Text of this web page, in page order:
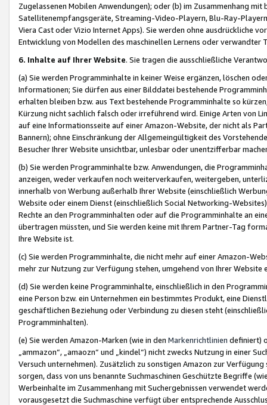
Zugelassenen Mobilen Anwendungen); oder (b) im Zusammenhang
Satellitenempfangsgeräte, Streaming-Video-Playern, Blu-Ray-
Viera Cast oder Vizio Internet Apps). Sie werden ohne ausdrückliche
Entwicklung von Modellen des maschinellen Lernens oder
6. Inhalte auf Ihrer Website. Sie tragen die ausschließliche
(a) Sie werden Programminhalte in keiner Weise ergänzen, löschen
Informationen; Sie dürfen aus einer Bilddatei bestehende
erhalten bleiben bzw. aus Text bestehende Programminhalte so
Kürzung nicht sachlich falsch oder irreführend wird. Einige Arten von
auf eine Informationsseite auf einer Amazon-Website, der nicht als
Bannern); ohne Einschränkung der Allgemeingültigkeit des
Besucher Ihrer Website unsichtbar, unlesbar oder unentzifferbar
(b) Sie werden Programminhalte bzw. Anwendungen, die
anzeigen, weder verkaufen noch weiterverkaufen, weitergeben,
innerhalb von Werbung außerhalb Ihrer Website (einschließlich
Website oder einem Dienst (einschließlich Social Networking-
Rechte an den Programminhalten oder auf die Programminhalte an
übertragen müssten, und Sie werden keine mit Ihrem Partner-Tag
Ihre Website ist.
(c) Sie werden Programminhalte, die nicht mehr auf einer Amazon-
mehr zur Nutzung zur Verfügung stehen, umgehend von Ihrer
(d) Sie werden keine Programminhalte, einschließlich in den
eine Person bzw. ein Unternehmen ein bestimmtes Produkt, eine
geschäftlichen Beziehung oder Verbindung zu diesen steht
Programminhalten).
(e) Sie werden Amazon-Marken (wie in den Markenrichtlinien definiert)
„ammazon“, „amaozn“ und „kindel“) nicht zwecks Nutzung in einer
Versuch unternehmen). Zusätzlich zu sonstigen Amazon zur
sorgen, dass von uns benannte Suchmaschinen Geschützte Begriffe
Werbeinhalte im Zusammenhang mit Suchergebnissen verwendet
vorausgesetzt die Suchmaschine verfügt über entsprechende